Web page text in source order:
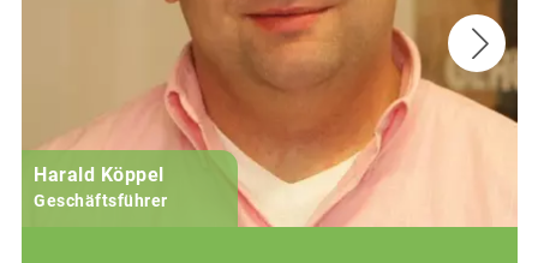
Harald Köppel
Geschäftsführer